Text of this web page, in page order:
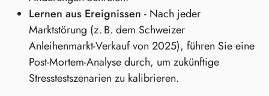
Lernen aus Ereignissen - Nach jeder
Marktstörung (z. B. dem Schweizer
Anleihenmarkt‑Verkauf von 2025), führen Sie eine
Post‑Mortem-Analyse durch, um zukünftige
Stresstestszenarien zu kalibrieren.